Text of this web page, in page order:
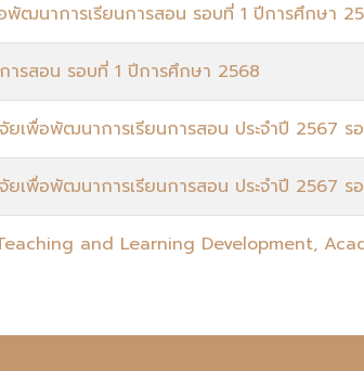
พัฒนาการเรียนการสอน รอบที่ 1 ปีการศึกษา
ารสอน รอบที่ 1 ปีการศึกษา 2568
เพื่อพัฒนาการเรียนการสอน ประจำปี 2567 ร
เพื่อพัฒนาการเรียนการสอน ประจำปี 2567 ร
and Learning Development,